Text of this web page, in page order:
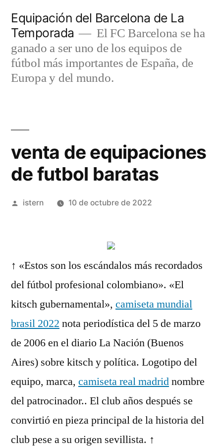
contenido
Equipación del Barcelona de La
Temporada
El FC Barcelona se ha
ganado a ser uno de los equipos de
fútbol más importantes de España, de
Europa y del mundo.
venta de equipaciones
de futbol baratas
Publicado
istern 10 de octubre de 2022
↑ «Estos son los escándalos más recordados
del fútbol profesional colombiano». «El
kitsch gubernamental», camiseta mundial
brasil 2022 nota periodística del 5 de marzo
de 2006 en el diario La Nación (Buenos
Aires) sobre kitsch y política. Logotipo del
equipo, marca, camiseta real madridnombre
del patrocinador.. El club años después se
convirtió en pieza principal de la historia del
club pese a su origen sevillista. ↑